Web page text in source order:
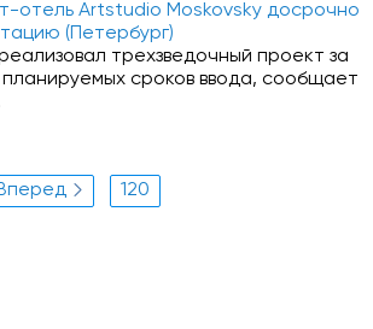
отель Artstudio Moskovsky досрочно
(Петербург)
трехзведочный проект за
сроков ввода, сообщает
120